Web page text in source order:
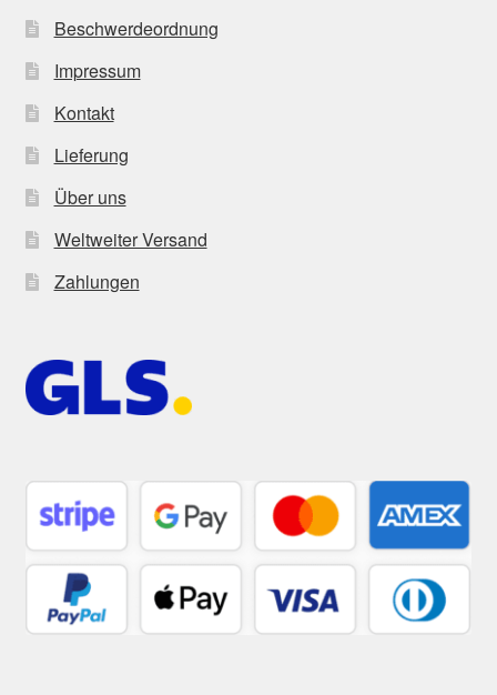
Beschwerdeordnung
Impressum
Kontakt
Lieferung
Über uns
Weltweiter Versand
Zahlungen